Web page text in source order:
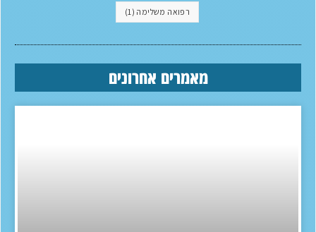
רפואה משלימה (1)
מאמרים אחרונים